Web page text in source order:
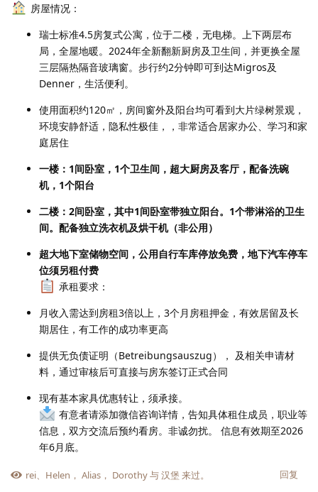
房屋情况：
瑞士标准4.5房复式公寓，位于二楼，无电梯。上下两层布
局，全屋地暖。2024年全新翻新厨房及卫生间，并更换全屋
三层隔热隔音玻璃窗。步行约2分钟即可到达Migros及
Denner，生活便利。
使用面积约120㎡，房间窗外及阳台均可看到大片绿树景观，
环境安静舒适，隐私性极佳，，非常适合居家办公、学习和家
庭居住
一楼：1间卧室，1个卫生间，超大厨房及客厅，配备洗碗
机，1个阳台
二楼：2间卧室，其中1间卧室带独立阳台。1个带淋浴的卫生
间。配备独立洗衣机及烘干机（非公用）
超大地下室储物空间，公用自行车库停放免费，地下汽车停车
位须另租付费
承租要求：
月收入需达到房租3倍以上，3个月房租押金，有效居留及长
期居住，有工作的成功率更高
提供无负债证明（Betreibungsauszug）， 及相关申请材
料，通过审核后可直接与房东签订正式合同
现有基本家具优惠转让，须承接。
有意者请添加微信咨询详情，告知具体租住成员，职业等
信息，双方交流后预约看房。非诚勿扰。 信息有效期至2026
年6月底。
回复
rei、 Helen ， Alias ， Dorothy与汉堡 来过。